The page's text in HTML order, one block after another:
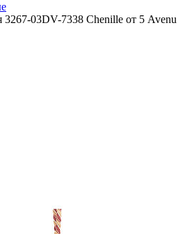
3267-03DV-7338 Chenille от 5 Avenu